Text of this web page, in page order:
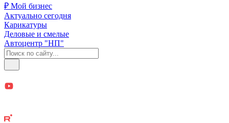
₽ Мой бизнес
Актуально сегодня
Карикатуры
Деловые и смелые
Автоцентр "НП"